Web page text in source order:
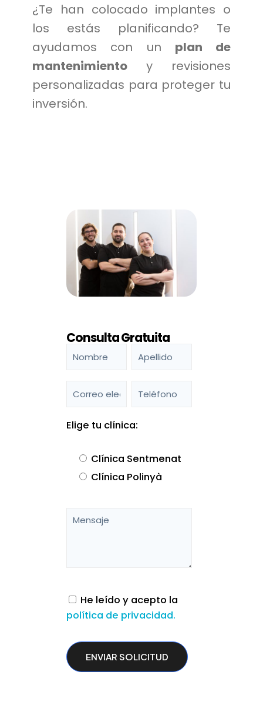
¿Te han colocado implantes o
los estás planificando? Te
ayudamos con un plan de
mantenimiento y revisiones
personalizadas para proteger tu
inversión.
Consulta Gratuita
Elige tu clínica:
Clínica Sentmenat
Clínica Polinyà
He leído y acepto la
política de privacidad.